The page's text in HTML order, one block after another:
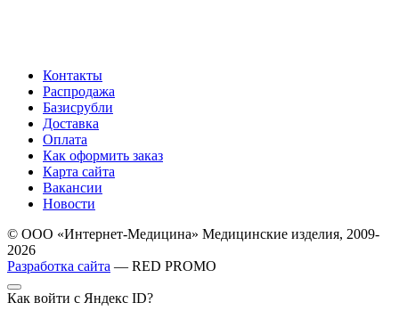
Контакты
Распродажа
Базисрубли
Доставка
Оплата
Как оформить заказ
Карта сайта
Вакансии
Новости
© ООО «Интернет-Медицина» Медицинские изделия, 2009-
2026
Разработка сайта — RED PROMO
Как войти с Яндекс ID?